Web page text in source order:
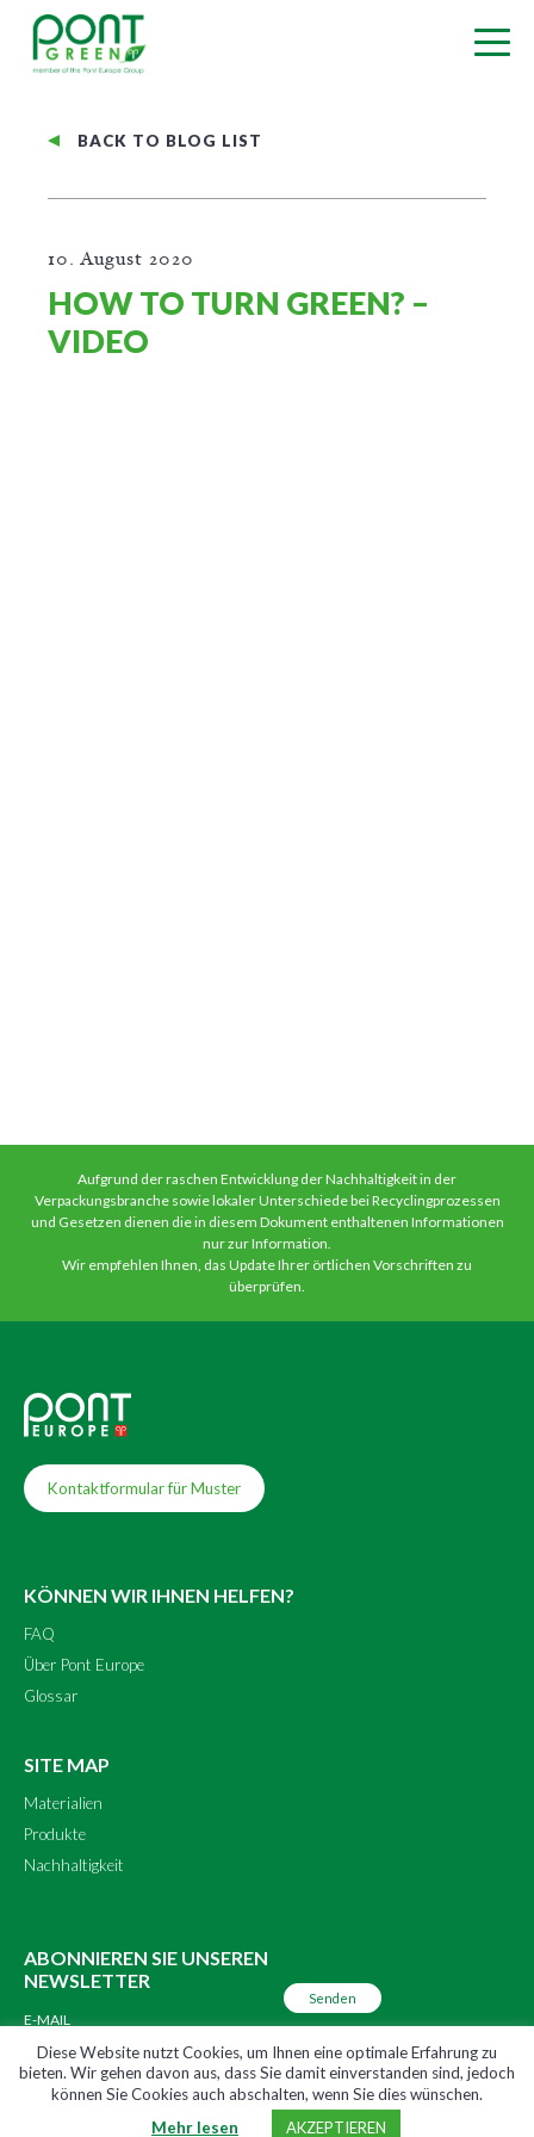
BACK TO BLOG LIST
10. August 2020
HOW TO TURN GREEN? –
VIDEO
Aufgrund der raschen Entwicklung der Nachhaltigkeit in der
Verpackungsbranche sowie lokaler Unterschiede bei Recyclingprozessen
und Gesetzen dienen die in diesem Dokument enthaltenen Informationen
nur zur Information.
Wir empfehlen Ihnen, das Update Ihrer örtlichen Vorschriften zu
überprüfen.
Kontaktformular für Muster
KÖNNEN WIR IHNEN HELFEN?
FAQ
Über Pont Europe
Glossar
SITE MAP
Materialien
Produkte
Nachhaltigkeit
ABONNIEREN SIE UNSEREN
NEWSLETTER
FOLGEN SIE UNS
Diese Website nutzt Cookies, um Ihnen eine optimale Erfahrung zu
bieten. Wir gehen davon aus, dass Sie damit einverstanden sind, jedoch
können Sie Cookies auch abschalten, wenn Sie dies wünschen.
Mehr lesen
AKZEPTIEREN